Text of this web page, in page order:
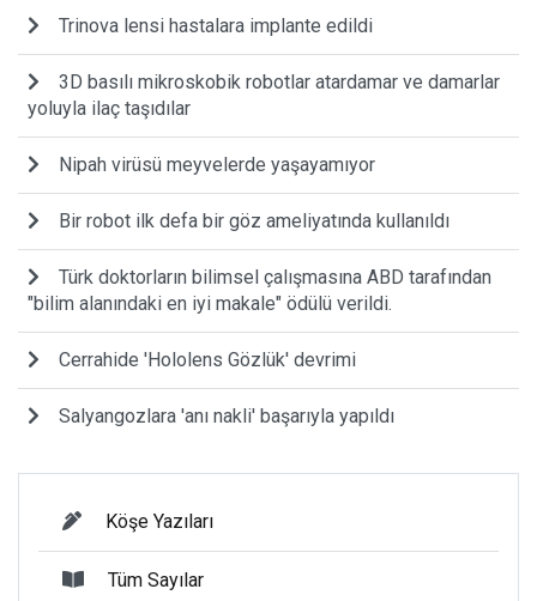
Trinova lensi hastalara implante edildi
3D basılı mikroskobik robotlar atardamar ve damarlar
yoluyla ilaç taşıdılar
Nipah virüsü meyvelerde yaşayamıyor
Bir robot ilk defa bir göz ameliyatında kullanıldı
Türk doktorların bilimsel çalışmasına ABD tarafından
"bilim alanındaki en iyi makale" ödülü verildi.
Cerrahide 'Hololens Gözlük' devrimi
Salyangozlara 'anı nakli' başarıyla yapıldı
Köşe Yazıları
Tüm Sayılar